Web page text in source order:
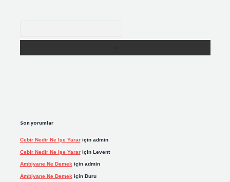
Son yorumlar
Cebir Nedir Ne Işe Yarariçin admin
Cebir Nedir Ne Işe Yarariçin Levent
Ambiyane Ne Demekiçin admin
Ambiyane Ne Demek için Duru